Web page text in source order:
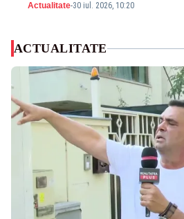
Actualitate-30 iul. 2026, 10:20
ACTUALITATE